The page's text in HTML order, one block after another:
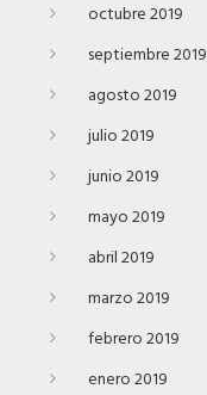
octubre 2019
septiembre 2019
agosto 2019
julio 2019
junio 2019
mayo 2019
abril 2019
marzo 2019
febrero 2019
enero 2019